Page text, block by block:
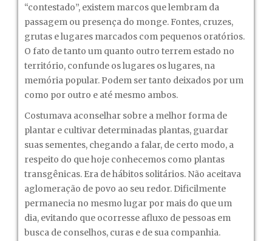
“contestado”, existem marcos que lembram da
passagem ou presença do monge. Fontes, cruzes,
grutas e lugares marcados com pequenos oratórios.
O fato de tanto um quanto outro terrem estado no
território, confunde os lugares os lugares, na
memória popular. Podem ser tanto deixados por um
como por outro e até mesmo ambos.
Costumava aconselhar sobre a melhor forma de
plantar e cultivar determinadas plantas, guardar
suas sementes, chegando a falar, de certo modo, a
respeito do que hoje conhecemos como plantas
transgênicas. Era de hábitos solitários. Não aceitava
aglomeração de povo ao seu redor. Dificilmente
permanecia no mesmo lugar por mais do que um
dia, evitando que ocorresse afluxo de pessoas em
busca de conselhos, curas e de sua companhia.